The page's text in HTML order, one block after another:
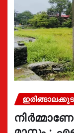
ഇരിങ്ങാലക്കുട